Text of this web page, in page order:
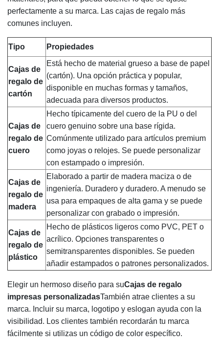
perfectamente a su marca. Las cajas de regalo más
comunes incluyen.
Tipo Propiedades
Cajas de
regalo de
cartón
Está hecho de material grueso a base de papel
(cartón). Una opción práctica y popular,
disponible en muchas formas y tamaños,
adecuada para diversos productos.
Cajas de
regalo de
cuero
Hecho típicamente del cuero de la PU o del
cuero genuino sobre una base rígida.
Comúnmente utilizado para artículos premium
como joyas o relojes. Se puede personalizar
con estampado o impresión.
Cajas de
regalo de
madera
Elaborado a partir de madera maciza o de
ingeniería. Duradero y duradero. A menudo se
usa para empaques de alta gama y se puede
personalizar con grabado o impresión.
Cajas de
regalo de
plástico
Hecho de plásticos ligeros como PVC, PET o
acrílico. Opciones transparentes o
semitransparentes disponibles. Se pueden
añadir estampados o patrones personalizados.
Elegir un hermoso diseño para suCajas de regalo
impresas personalizadasTambién atrae clientes a su
marca. Incluir su marca, logotipo y eslogan ayuda con la
visibilidad. Los clientes también recordarán tu marca
fácilmente si utilizas un código de color específico.